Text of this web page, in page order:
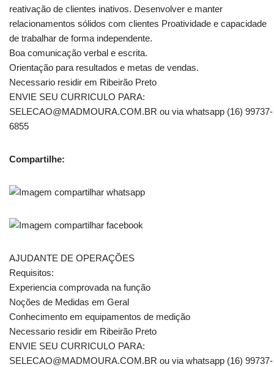
reativação de clientes inativos. Desenvolver e manter
relacionamentos sólidos com clientes Proatividade e capacidade
de trabalhar de forma independente.
Boa comunicação verbal e escrita.
Orientação para resultados e metas de vendas.
Necessario residir em Ribeirão Preto
ENVIE SEU CURRICULO PARA:
SELECAO@MADMOURA.COM.BR ou via whatsapp (16) 99737-
6855
Compartilhe:
AJUDANTE DE OPERAÇÕES
Requisitos:
Experiencia comprovada na função
Noções de Medidas em Geral
Conhecimento em equipamentos de medição
Necessario residir em Ribeirão Preto
ENVIE SEU CURRICULO PARA:
SELECAO@MADMOURA.COM.BR ou via whatsapp (16) 99737-